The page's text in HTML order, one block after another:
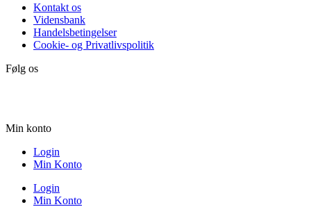
Kontakt os
Vidensbank
Handelsbetingelser
Cookie- og Privatlivspolitik
Følg os
Min konto
Login
Min Konto
Login
Min Konto